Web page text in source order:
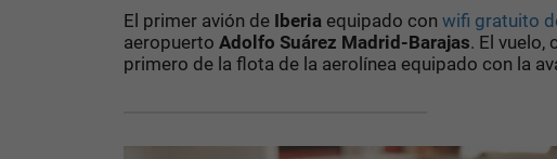
El primer avión de Iberia equipado con wifi gratuito
aeropuerto Adolfo Suárez Madrid-Barajas. El vuelo,
primero de la flota de la aerolínea equipado con la